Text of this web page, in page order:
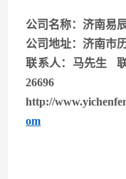
公司名称：济南易
公司地址：济南市
联系人：马先生
26696
http://
om